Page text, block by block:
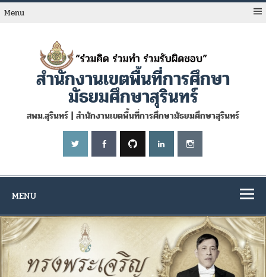
Skip
toMenu
สำนักงานเขตพื้นที่การศึกษา
มัธยมศึกษาสุรินทร์
สพม.สุรินทร์ | สำนักงานเขตพื้นที่การศึกษามัธยมศึกษาสุรินทร์
MENU